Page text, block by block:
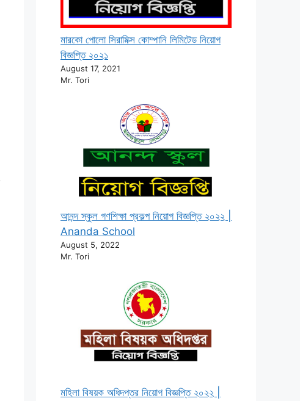
মারকো পোলো সিরামিক্স কোম্পানি লিমিটেড নিয়োগ
বিজ্ঞপ্তি ২০২১
August 17, 2021
Mr. Tori
আনন্দ স্কুল গণশিক্ষা প্রকল্প নিয়োগ বিজ্ঞপ্তি ২০২২ |
Ananda School
August 5, 2022
Mr. Tori
মহিলা বিষয়ক অধিদপ্তর নিয়োগ বিজ্ঞপ্তি ২০২২ |